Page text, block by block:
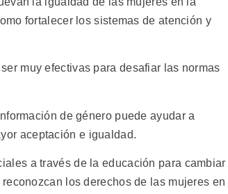
fortalecer los sistemas de atención y
muy efectivas para desafiar las normas
de género puede ayudar a
aceptación e igualdad.
a través de la educación para cambiar
los derechos de las mujeres en